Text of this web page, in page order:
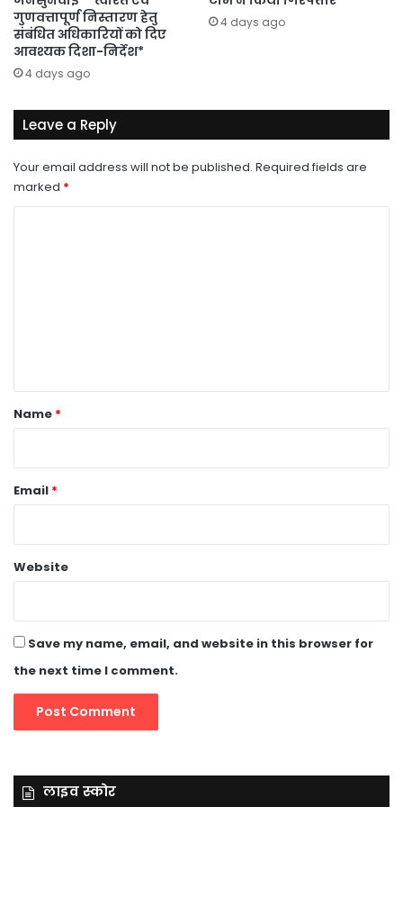
गुणवत्तापूर्ण निस्तारण हेतु
संबंधित अधिकारियों को दिए
आवश्यक दिशा-निर्देश*
4 days ago
4 days ago
Leave a Reply
Your email address will not be published. Required fields are
marked *
*Name *
Email *
Website
Save my name, email, and website in this browser for
the next time I comment.
लाइव स्कोर